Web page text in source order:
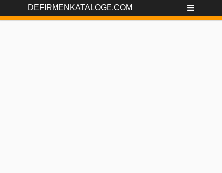
DEFIRMENKATALOGE.COM